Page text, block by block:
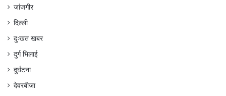
जांजगीर
दिल्ली
दुःखत खबर
दुर्ग भिलाई
दुर्घटना
देवरबीजा